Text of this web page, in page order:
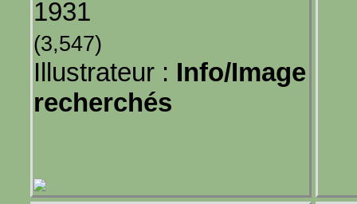
1931
(3,547)
Illustrateur : Info/Image
recherchés